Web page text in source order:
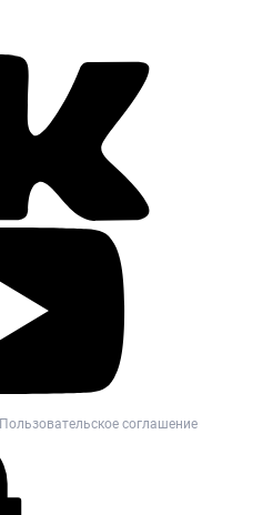
Пользовательское соглашение